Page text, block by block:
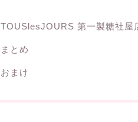
TOUSlesJOURS 第一製糖社屋
まとめ
おまけ